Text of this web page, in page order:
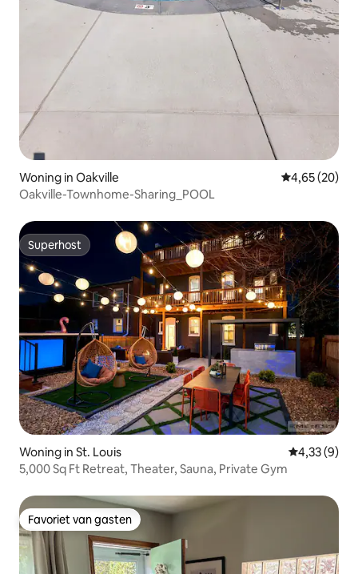
Woning in Oakville Gemiddelde
4,65 (20)
Oakville-Townhome-Sharing_POOL
Superhost
Superhost
Woning in St. Louis
4,33 (9)
5,000 Sq Ft Retreat, Theater, Sauna, Private Gym
Favoriet van gasten
Favoriet van gasten